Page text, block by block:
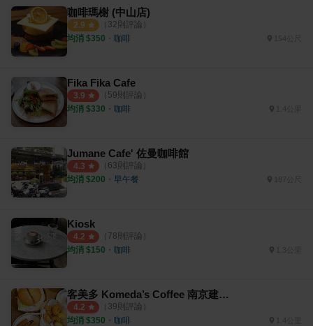
咖啡瑪榭 (中山店)
2.9 （ 32則評論）
均消 $350 ・ 咖啡 154公尺
Fika Fika Cafe
3.9 （ 59則評論）
均消 $330 ・ 咖啡 1.4公里
Jumane Cafe' 佐曼咖啡館
4.3 （ 63則評論）
均消 $200 ・ 早午餐 187公尺
Kiosk
4.2 （ 78則評論）
均消 $150 ・ 咖啡 1.3公里
客美多 Komeda’s Coffee 南京建國店
4.2 （ 39則評論）
均消 $350 ・ 咖啡 1.4公里